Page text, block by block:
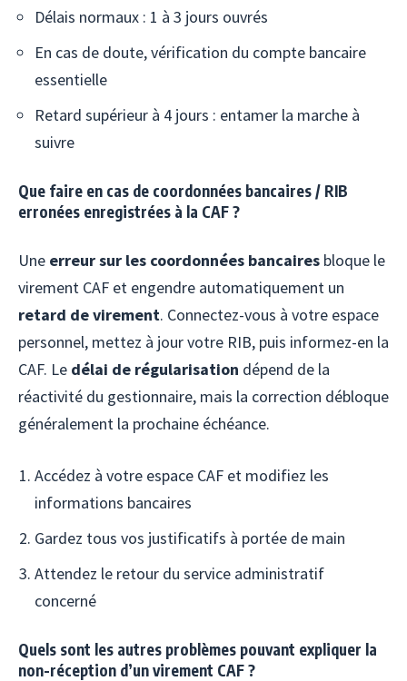
Délais normaux : 1 à 3 jours ouvrés
En cas de doute, vérification du compte bancaire
essentielle
Retard supérieur à 4 jours : entamer la marche à
suivre
Que faire en cas de coordonnées bancaires / RIB
erronées enregistrées à la CAF ?
Une erreur sur les coordonnées bancaires bloque le
virement CAF et engendre automatiquement un
retard de virement. Connectez-vous à votre espace
personnel, mettez à jour votre RIB, puis informez-en la
CAF. Le délai de régularisation dépend de la
réactivité du gestionnaire, mais la correction débloque
généralement la prochaine échéance.
Accédez à votre espace CAF et modifiez les
informations bancaires
Gardez tous vos justificatifs à portée de main
Attendez le retour du service administratif
concerné
Quels sont les autres problèmes pouvant expliquer la
non-réception d’un virement CAF ?